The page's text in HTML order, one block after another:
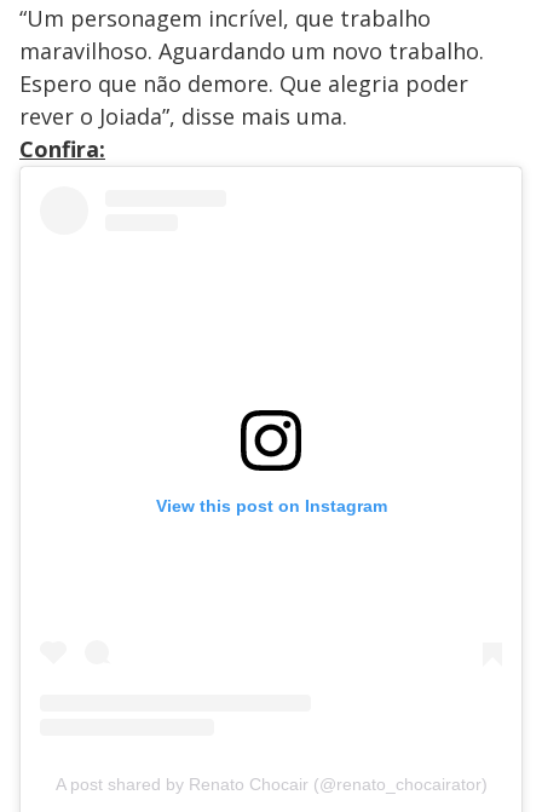
“Um personagem incrível, que trabalho
maravilhoso. Aguardando um novo trabalho.
Espero que não demore. Que alegria poder
rever o Joiada”, disse mais uma.
Confira:
View this post on Instagram
A post shared by Renato Chocair (@renato_chocairator)